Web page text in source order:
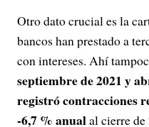
Otro dato crucial es la
bancos han prestado a
con intereses. Ahí
septiembre de 2021 y
registró contracciones
-6,7 % anualal cierre